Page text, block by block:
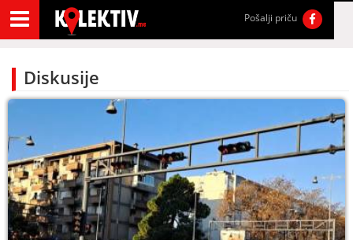
Pošalji priču
Diskusije